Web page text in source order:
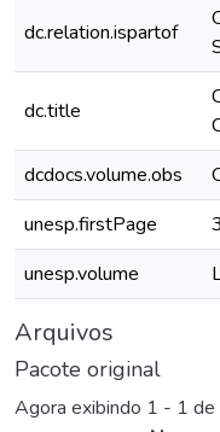
dc.relation.ispartof
dc.title
dcdocs.volume.obs
unesp.firstPage
unesp.volume
Arquivos
Pacote original
Agora exibindo 1 - 1 de